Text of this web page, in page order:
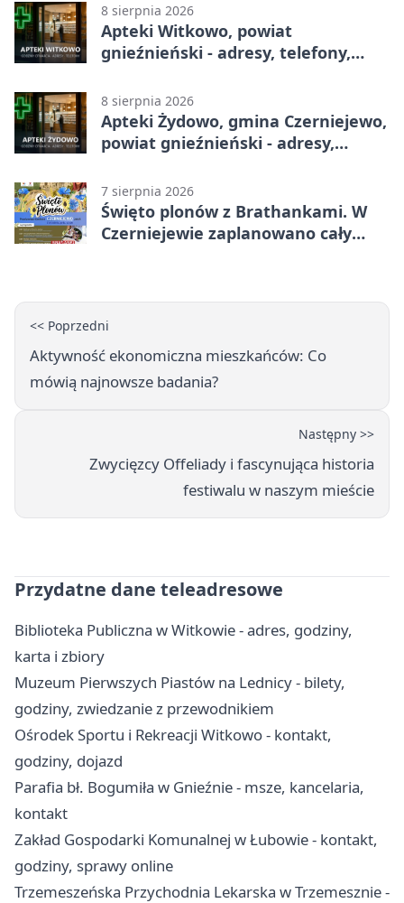
8 sierpnia 2026
Apteki Witkowo, powiat
gnieźnieński - adresy, telefony,
8 sierpnia 2026
Apteki Żydowo, gmina Czerniejewo,
powiat gnieźnieński - adresy,
7 sierpnia 2026
Święto plonów z Brathankami. W
Czerniejewie zaplanowano cały
<< Poprzedni
Aktywność ekonomiczna mieszkańców: Co
mówią najnowsze badania?
Następny >>
Zwycięzcy Offeliady i fascynująca historia
festiwalu w naszym mieście
Przydatne dane teleadresowe
Biblioteka Publiczna w Witkowie - adres, godziny,
karta i zbiory
Muzeum Pierwszych Piastów na Lednicy - bilety,
godziny, zwiedzanie z przewodnikiem
Ośrodek Sportu i Rekreacji Witkowo - kontakt,
godziny, dojazd
Parafia bł. Bogumiła w Gnieźnie - msze, kancelaria,
kontakt
Zakład Gospodarki Komunalnej w Łubowie - kontakt,
godziny, sprawy online
Trzemeszeńska Przychodnia Lekarska w Trzemesznie -